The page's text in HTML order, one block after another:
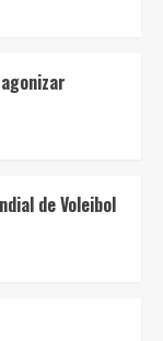
de Voleibol